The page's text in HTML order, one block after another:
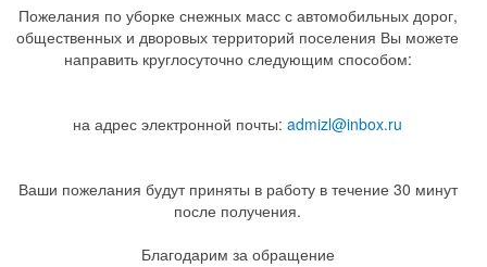
Пожелания по уборке снежных масс с автомобильных дорог,
общественных и дворовых территорий поселения Вы можете
направить круглосуточно следующим способом:
на адрес электронной почты: admizl@inbox.ru
Ваши пожелания будут приняты в работу в течение 30 минут
после получения.
Благодарим за обращение